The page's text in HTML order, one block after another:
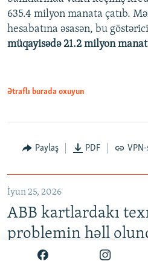
Auto 240p
720p
635.4 milyon manata çatıb.
hesabatına əsasən, bu göstərici
müqayisədə 21.2 milyon
Ətraflı burada oxuyun
Paylaş PDF
İyun 25, 2026
ABB kartlardakı
problemin həll
bildirir